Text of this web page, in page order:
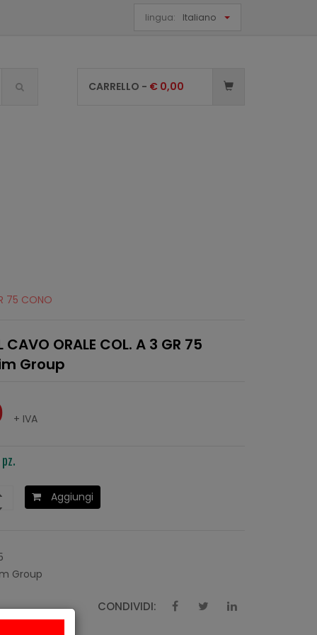
lingua: Italiano
CARRELLO - € 0,00
75 CONO
CAVO ORALE COL. A 3 GR 75
Group
+ IVA
pz.
Aggiungi
Group
CONDIVIDI: